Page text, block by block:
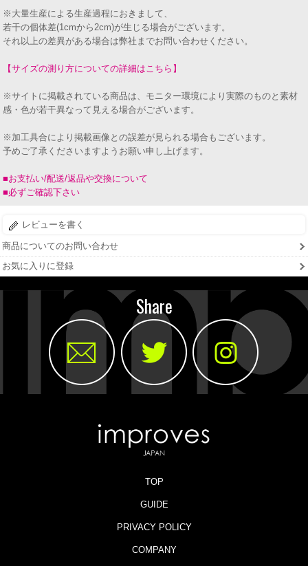
※大量生産による生産過程におきまして、
若干の個体差(1cmから2cm)が生じる場合がございます。
それ以上の差異がある場合は弊社までお問い合わせください。
【サイズの測り方についての詳細はこちら】
※サイトに掲載されている商品は、モニター環境により実際のものと素材
感・色が若干異なって見える場合がございます。
※加工具合により掲載画像との誤差が見られる場合もございます。
予めご了承くださいますようお願い申し上げます。
■お支払い/配送/返品や交換について
■必ずご確認下さい
レビューを書く
商品についてのお問い合わせ
お気に入りに登録
Share
TOP
GUIDE
PRIVACY POLICY
COMPANY